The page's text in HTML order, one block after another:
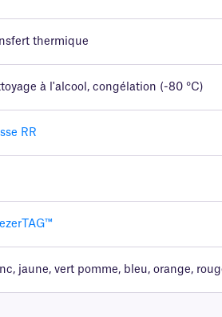
thermique
à l'alcool, congélation (-80 °C)
RR
jaune, vert pomme, bleu, orange,